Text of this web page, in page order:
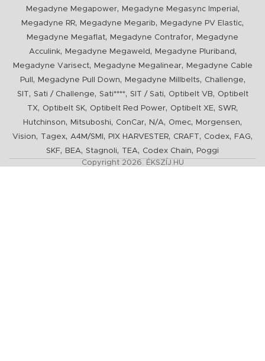
Megadyne Megapower, Megadyne Megasync Imperial ,
Megadyne RR, Megadyne Megarib, Megadyne PV Elastic,
Megadyne Megaflat, Megadyne Contrafor,
Megadyne
Acculink, Megadyne Megaweld , Megadyne Pluriband ,
Megadyne Varisect, Megadyne Megalinear,
Megadyne Cable
Pull
, Megadyne Pull Down, Megadyne Millbelts, Challenge,
SIT , Sati / Challenge, Sati****, SIT / Sati, Optibelt VB, Optibelt
TX, Optibelt SK, Optibelt Red Power, Optibelt XE, SWR,
Hutchinson, Mitsuboshi, ConCar, N/A, Omec, Morgensen,
Vision, Tagex, A4M/SMI , PIX HARVESTER, CRAFT , Codex, FAG,
SKF, BEA, Stagnoli, TEA, Codex Chain,
Poggi
Copyright 2026. ÉKSZÍJ.HU